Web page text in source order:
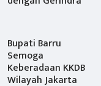
Bupati Barru
Semoga
Keberadaan KKDB
Wilayah Jakarta